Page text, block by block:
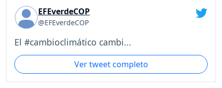
EFEverdeCOP
@EFEverdeCOP
El #cambioclimático cambi...
Ver tweet completo